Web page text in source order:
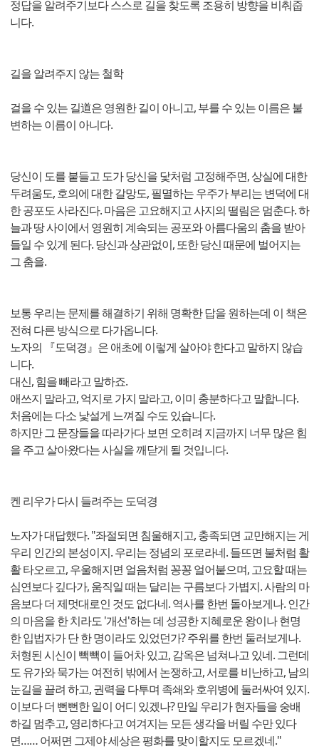
정답을 알려주기보다 스스로 길을 찾도록 조용히 방향을 비춰줍
니다.
길을 알려주지 않는 철학
걸을 수 있는 길道은 영원한 길이 아니고, 부를 수 있는 이름은 불
변하는 이름이 아니다.
당신이 도를 붙들고 도가 당신을 닻처럼 고정해주면, 상실에 대한
두려움도, 호의에 대한 갈망도, 필멸하는 우주가 부리는 변덕에 대
한 공포도 사라진다. 마음은 고요해지고 사지의 떨림은 멈춘다. 하
늘과 땅 사이에서 영원히 계속되는 공포와 아름다움의 춤을 받아
들일 수 있게 된다. 당신과 상관없이, 또한 당신 때문에 벌어지는
그 춤을.
보통 우리는 문제를 해결하기 위해 명확한 답을 원하는데 이 책은
전혀 다른 방식으로 다가옵니다.
노자의 『도덕경』은 애초에 이렇게 살아야 한다고 말하지 않습
니다.
대신, 힘을 빼라고 말하죠.
애쓰지 말라고, 억지로 가지 말라고, 이미 충분하다고 말합니다.
처음에는 다소 낯설게 느껴질 수도 있습니다.
하지만 그 문장들을 따라가다 보면 오히려 지금까지 너무 많은 힘
을 주고 살아왔다는 사실을 깨닫게 될 것입니다.
켄 리우가 다시 들려주는 도덕경
노자가 대답했다. "좌절되면 침울해지고, 충족되면 교만해지는 게
우리 인간의 본성이지. 우리는 정념의 포로라네. 들뜨면 불처럼 활
활 타오르고, 우울해지면 얼음처럼 꽁꽁 얼어붙으며, 고요할 때는
심연보다 깊다가, 움직일 때는 달리는 구름보다 가볍지. 사람의 마
음보다 더 제멋대로인 것도 없다네. 역사를 한번 돌아보게나. 인간
의 마음을 한 치라도 '개선'하는 데 성공한 지혜로운 왕이나 현명
한 입법자가 단 한 명이라도 있었던가? 주위를 한번 둘러보게나.
처형된 시신이 빽빽이 들어차 있고, 감옥은 넘쳐나고 있네. 그런데
도 유가와 묵가는 여전히 밖에서 논쟁하고, 서로를 비난하고, 남의
눈길을 끌려 하고, 권력을 다투며 족쇄와 호위병에 둘러싸여 있지.
이보다 더 뻔뻔한 일이 어디 있겠나? 만일 우리가 현자들을 숭배
하길 멈추고, 영리하다고 여겨지는 모든 생각을 버릴 수만 있다
면…… 어쩌면 그제야 세상은 평화를 맞이할지도 모르겠네."